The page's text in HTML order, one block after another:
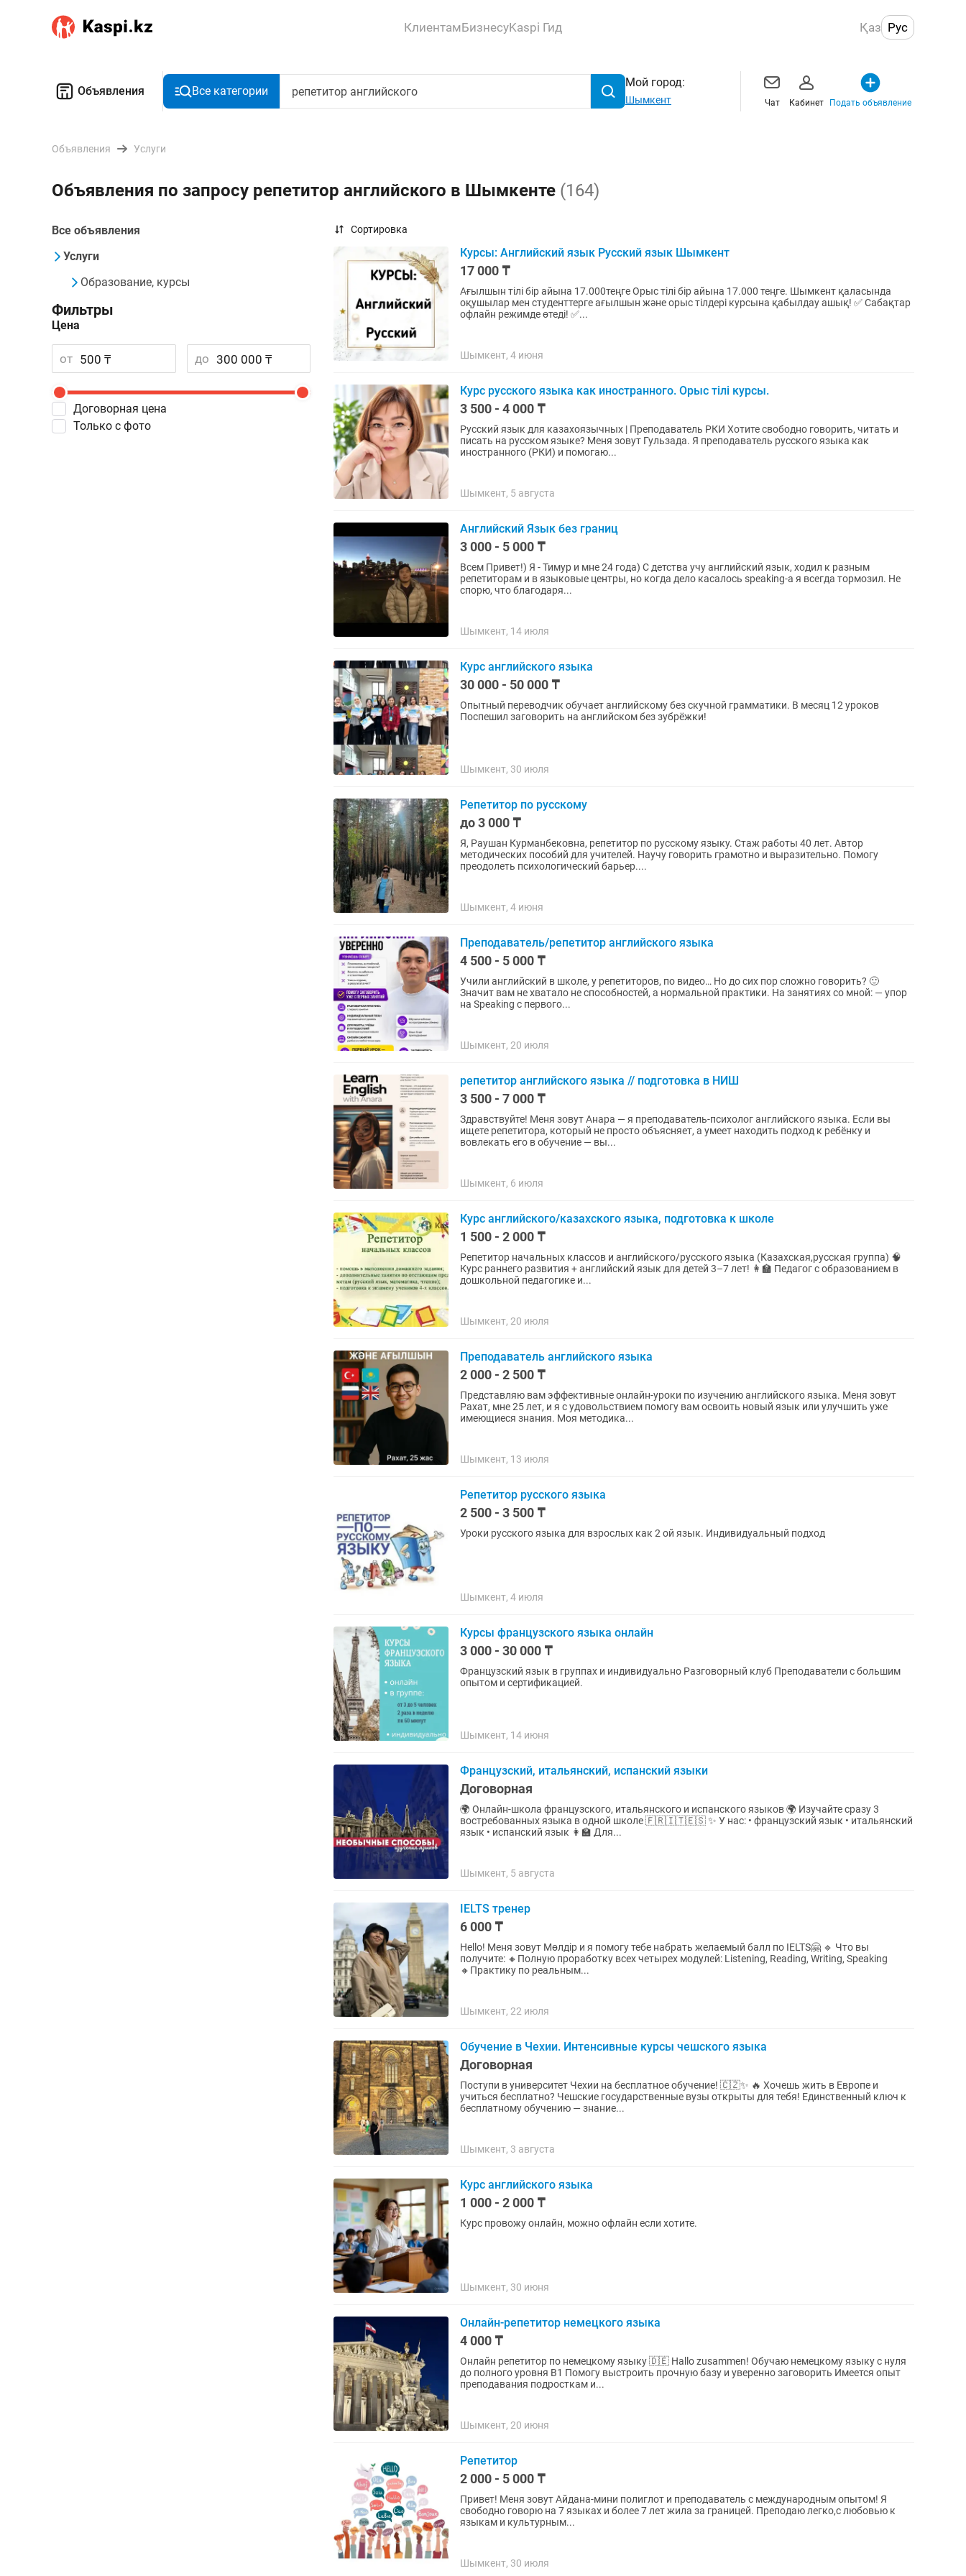
КлиентамБизнесуKaspi Гид Қаз Рус
Объявления Все категории
Мой город:
Шымкент Чат Кабинет Подать объявление
Объявления Услуги
Объявления по запросу репетитор английского в Шымкенте (164)
Все объявления
Услуги
Образование, курсы
Фильтры
Цена
от до
Договорная цена
Только с фото
Сортировка
Курсы: Английский язык Русский язык Шымкент
17 000 ₸
Ағылшын тілі бір айына 17.000теңге Орыс тілі бір айына 17.000 теңге. Шымкент қаласында
оқушылар мен студенттерге ағылшын және орыс тілдері курсына қабылдау ашық! ✅ Сабақтар
офлайн режимде өтеді! ✅...
Шымкент, 4 июня
Курс русского языка как иностранного. Орыс тілі курсы.
3 500 - 4 000 ₸
Русский язык для казахоязычных | Преподаватель РКИ Хотите свободно говорить, читать и
писать на русском языке? Меня зовут Гульзада. Я преподаватель русского языка как
иностранного (РКИ) и помогаю...
Шымкент, 5 августа
Английский Язык без границ
3 000 - 5 000 ₸
Всем Привет!) Я - Тимур и мне 24 года) С детства учу английский язык, ходил к разным
репетиторам и в языковые центры, но когда дело касалось speaking-а я всегда тормозил. Не
спорю, что благодаря...
Шымкент, 14 июля
Курс английского языка
30 000 - 50 000 ₸
Опытный переводчик обучает английскому без скучной грамматики. В месяц 12 уроков
Поспешил заговорить на английском без зубрёжки!
Шымкент, 30 июля
Репетитор по русскому
до 3 000 ₸
Я, Раушан Курманбековна, репетитор по русскому языку. Стаж работы 40 лет. Автор
методических пособий для учителей. Научу говорить грамотно и выразительно. Помогу
преодолеть психологический барьер....
Шымкент, 4 июня
Преподаватель/репетитор английского языка
4 500 - 5 000 ₸
Учили английский в школе, у репетиторов, по видео… Но до сих пор сложно говорить? 🙂
Значит вам не хватало не способностей, а нормальной практики. На занятиях со мной: — упор
на Speaking с первого...
Шымкент, 20 июля
репетитор английского языка // подготовка в НИШ
3 500 - 7 000 ₸
Здравствуйте! Меня зовут Анара — я преподаватель-психолог английского языка. Если вы
ищете репетитора, который не просто объясняет, а умеет находить подход к ребёнку и
вовлекать его в обучение — вы...
Шымкент, 6 июля
Курс английского/казахского языка, подготовка к школе
1 500 - 2 000 ₸
Репетитор начальных классов и английского/русского языка (Казахская,русская группа) 🧠
Курс раннего развития + английский язык для детей 3–7 лет! 👩🏫 Педагог с образованием в
дошкольной педагогике и...
Шымкент, 20 июля
Преподаватель английского языка
2 000 - 2 500 ₸
Представляю вам эффективные онлайн-уроки по изучению английского языка. Меня зовут
Рахат, мне 25 лет, и я с удовольствием помогу вам освоить новый язык или улучшить уже
имеющиеся знания. Моя методика...
Шымкент, 13 июля
Репетитор русского языка
2 500 - 3 500 ₸
Уроки русского языка для взрослых как 2 ой язык. Индивидуальный подход
Шымкент, 4 июля
Курсы французского языка онлайн
3 000 - 30 000 ₸
Французский язык в группах и индивидуально Разговорный клуб Преподаватели с большим
опытом и сертификацией.
Шымкент, 14 июня
Французский, итальянский, испанский языки
Договорная
🌍 Онлайн-школа французского, итальянского и испанского языков 🌍 Изучайте сразу 3
востребованных языка в одной школе 🇫🇷🇮🇹🇪🇸 ✨ У нас: • французский язык • итальянский
язык • испанский язык 👩🏫 Для...
Шымкент, 5 августа
IELTS тренер
6 000 ₸
Hello! Меня зовут Мөлдір и я помогу тебе набрать желаемый балл по IELTS🤗 🔹 Что вы
получите: 🔸️Полную проработку всех четырех модулей: Listening, Reading, Writing, Speaking
🔸️Практику по реальным...
Шымкент, 22 июля
Обучение в Чехии. Интенсивные курсы чешского языка
Договорная
Поступи в университет Чехии на бесплатное обучение! 🇨🇿✨ 🔥 Хочешь жить в Европе и
учиться бесплатно? Чешские государственные вузы открыты для тебя! Единственный ключ к
бесплатному обучению — знание...
Шымкент, 3 августа
Курс английского языка
1 000 - 2 000 ₸
Курс провожу онлайн, можно офлайн если хотите.
Шымкент, 30 июня
Онлайн-репетитор немецкого языка
4 000 ₸
Онлайн репетитор по немецкому языку 🇩🇪 Hallo zusammen! Обучаю немецкому языку с нуля
до полного уровня B1 Помогу выстроить прочную базу и уверенно заговорить Имеется опыт
преподавания подросткам и...
Шымкент, 20 июня
Репетитор
2 000 - 5 000 ₸
Привет! Меня зовут Айдана-мини полиглот и преподаватель с международным опытом! Я
свободно говорю на 7 языках и более 7 лет жила за границей. Преподаю легко,с любовью к
языкам и культурным...
Шымкент, 30 июля